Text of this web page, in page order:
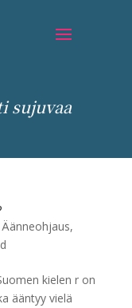
sujuvaa
Äänneohjaus,
kielen r on
ääntyy vielä